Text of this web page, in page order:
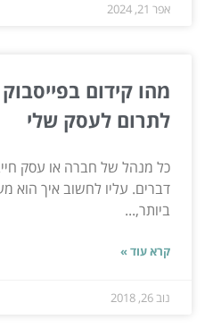
אפר 21, 2024
מהו קידום בפייסבוק
לתרום לעסק שלי
כל מנהל של חברה או עסק
דברים. עליו לחשוב איך הוא
ביותר,...
קרא עוד »
נוב 26, 2018